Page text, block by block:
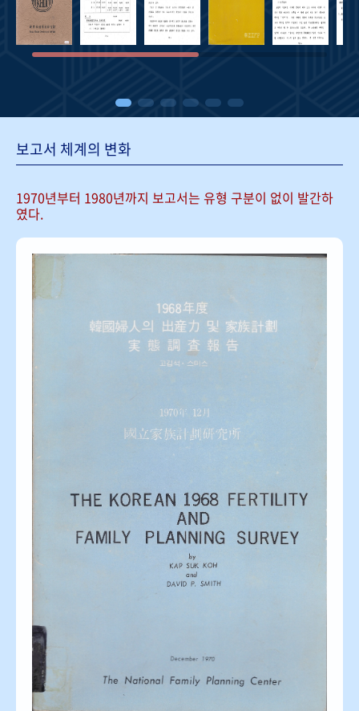
보고서 체계의 변화
1970년부터 1980년까지 보고서는 유형 구분이 없이 발간하
였다.